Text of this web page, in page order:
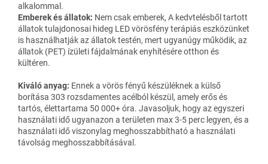
alkalommal.
Emberek és állatok: Nem csak emberek, A kedvtelésből tartott
állatok tulajdonosai hideg LED vörösfény terápiás eszközünket
is használhatják az állatok testén, mert ugyanúgy működik, az
állatok (PET) ízületi fájdalmának enyhítésére otthon és
kültéren.
Kiváló anyag: Ennek a vörös fényű készüléknek a külső
borítása 303 rozsdamentes acélból készül, amely erős és
tartós, élettartama 50 000+ óra. Javasoljuk, hogy az egyszeri
használati idő ugyanazon a területen max 3-5 perc legyen, és a
használati idő viszonylag meghosszabbítható a használati
távolság meghosszabbításával.